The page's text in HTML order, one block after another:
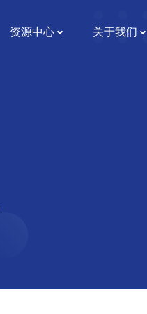
资源中心 关于我们